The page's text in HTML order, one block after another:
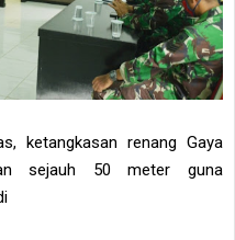
ketangkasan renang Gaya
sejauh 50 meter guna